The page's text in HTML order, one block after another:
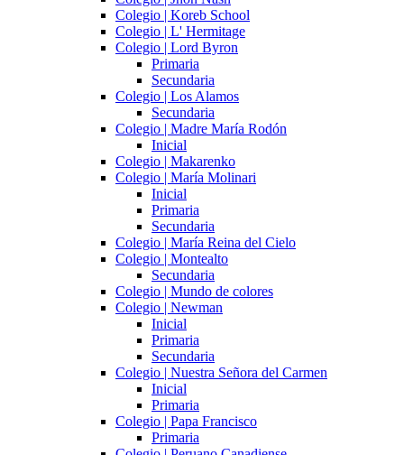
Colegio | Koreb School
Colegio | L' Hermitage
Colegio | Lord Byron
Primaria
Secundaria
Colegio | Los Alamos
Secundaria
Colegio | Madre María Rodón
Inicial
Colegio | Makarenko
Colegio | María Molinari
Inicial
Primaria
Secundaria
Colegio | María Reina del Cielo
Colegio | Montealto
Secundaria
Colegio | Mundo de colores
Colegio | Newman
Inicial
Primaria
Secundaria
Colegio | Nuestra Señora del Carmen
Inicial
Primaria
Colegio | Papa Francisco
Primaria